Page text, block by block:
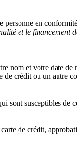
personne en
et le financement
nom et votre date de
crédit ou un autre
sont susceptibles de
de crédit,